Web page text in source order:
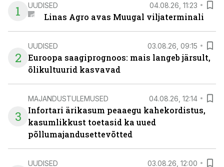
1
UUDISED 04.08.26, 11:23
Linas Agro avas Muugal viljaterminali
2
UUDISED 03.08.26, 09:15
Euroopa saagiprognoos: mais langeb järsult,
õlikultuurid kasvavad
3
MAJANDUSTULEMUSED 04.08.26, 12:14
Infortari ärikasum peaaegu kahekordistus,
kasumlikkust toetasid ka uued
põllumajandusettevõtted
UUDISED 03.08.26, 12:00